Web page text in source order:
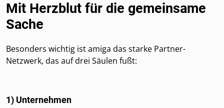
Mit Herzblut für die gemeinsame
Sache
Besonders wichtig ist amiga das starke Partner-
Netzwerk, das auf drei Säulen fußt:
1) Unternehmen